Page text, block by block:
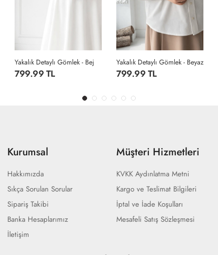
Yakalık Detaylı Gömlek - Bej
799.99 TL
Yakalık Detaylı Gömlek - Beyaz
799.99 TL
Kurumsal
Hakkımızda
Sıkça Sorulan Sorular
Sipariş Takibi
Banka Hesaplarımız
İletişim
Müşteri Hizmetleri
KVKK Aydınlatma Metni
Kargo ve Teslimat Bilgileri
İptal ve İade Koşulları
Mesafeli Satış Sözleşmesi